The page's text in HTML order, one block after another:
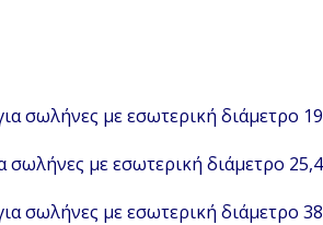
σωλήνες με εσωτερική διάμετρο
σωλήνες με εσωτερική διάμετρο
σωλήνες με εσωτερική διάμετρο